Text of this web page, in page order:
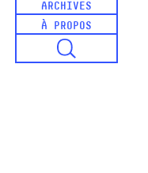
ARCHIVES
À PROPOS